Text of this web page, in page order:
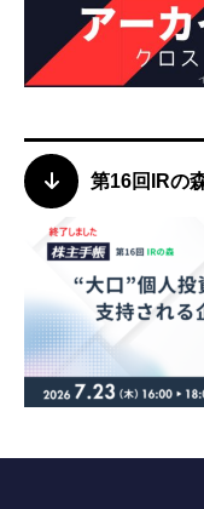
第16回IRの